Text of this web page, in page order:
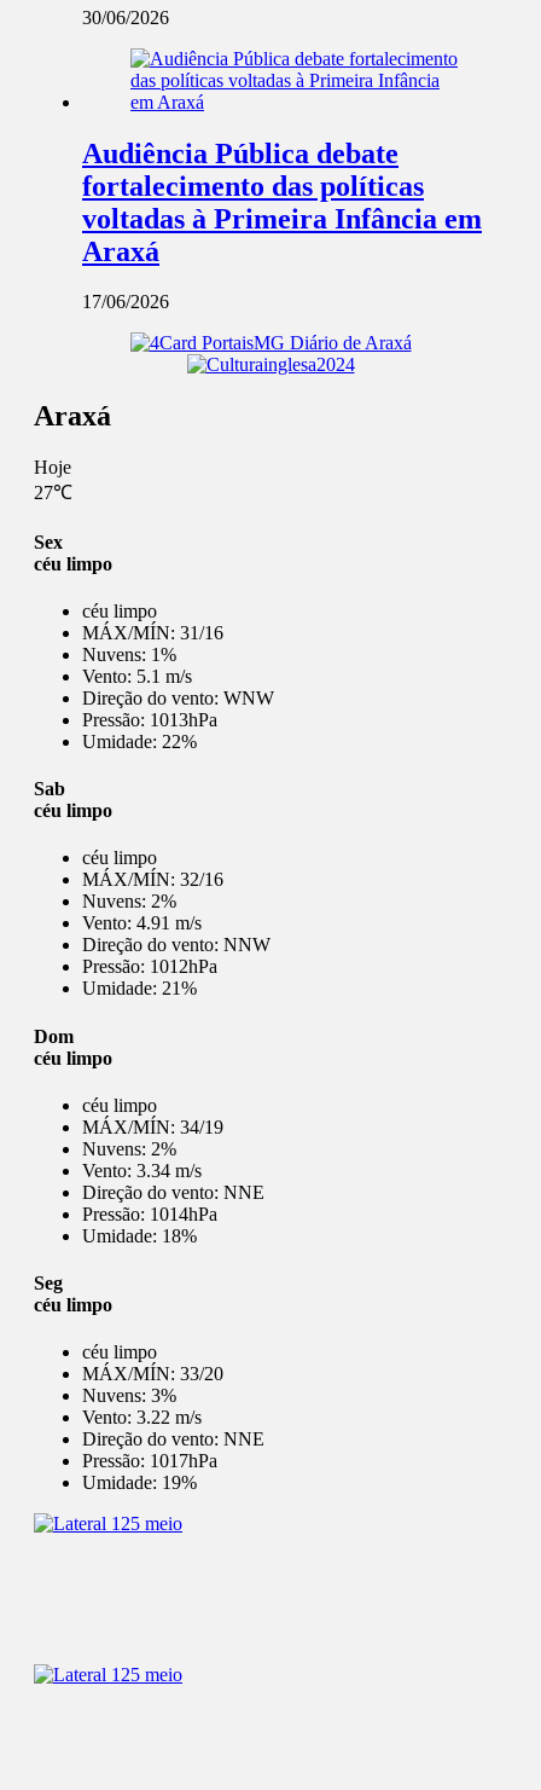
30/06/2026
Audiência Pública debate
fortalecimento das políticas
voltadas à Primeira Infância em
Araxá
17/06/2026
Araxá
Hoje
27℃
Sex
céu limpo
céu limpo
MÁX/MÍN: 31/16
Nuvens: 1%
Vento: 5.1 m/s
Direção do vento: WNW
Pressão: 1013hPa
Umidade: 22%
Sab
céu limpo
céu limpo
MÁX/MÍN: 32/16
Nuvens: 2%
Vento: 4.91 m/s
Direção do vento: NNW
Pressão: 1012hPa
Umidade: 21%
Dom
céu limpo
céu limpo
MÁX/MÍN: 34/19
Nuvens: 2%
Vento: 3.34 m/s
Direção do vento: NNE
Pressão: 1014hPa
Umidade: 18%
Seg
céu limpo
céu limpo
MÁX/MÍN: 33/20
Nuvens: 3%
Vento: 3.22 m/s
Direção do vento: NNE
Pressão: 1017hPa
Umidade: 19%